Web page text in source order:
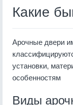
Какие
Арочные двери
установки,
особенностям
Виды